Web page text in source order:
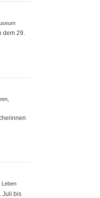
dem 29.
Leben
Juli bis